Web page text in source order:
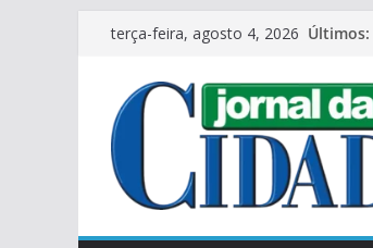
Pular
conteúdo
terça-feira, agosto 4, 2026 Últimos: